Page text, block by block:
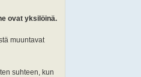
ovat yksilöinä.
muuntavat
suhteen, kun